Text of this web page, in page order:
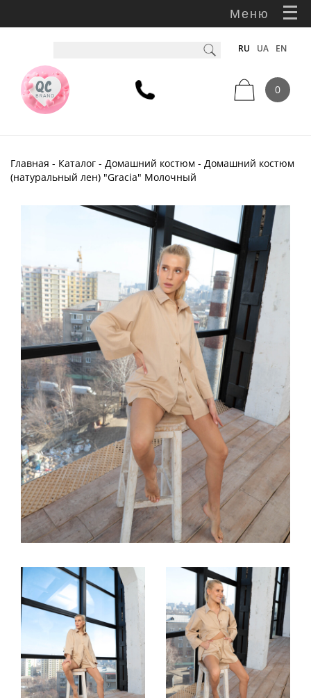
Меню
RU UA EN
0
Главная - Каталог - Домашний костюм - Домашний костюм
(натуральный лен) "Gracia" Молочный